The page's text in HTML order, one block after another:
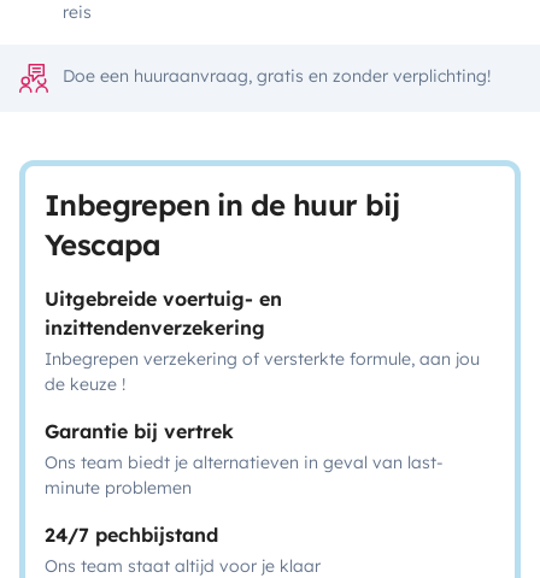
reis
Doe een huuraanvraag, gratis en zonder verplichting!
Inbegrepen in de huur bij
Yescapa
Uitgebreide voertuig- en
inzittendenverzekering
Inbegrepen verzekering of versterkte formule, aan jou
de keuze !
Garantie bij vertrek
Ons team biedt je alternatieven in geval van last-
minute problemen
24/7 pechbijstand
Ons team staat altijd voor je klaar